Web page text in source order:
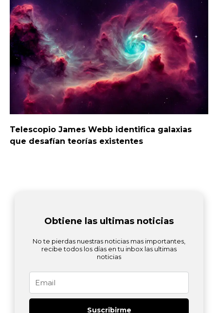
Telescopio James Webb identifica galaxias
que desafían teorías existentes
Obtiene las ultimas noticias
No te pierdas nuestras noticias mas importantes,
recibe todos los días en tu inbox las ultimas
noticias
Suscribirme